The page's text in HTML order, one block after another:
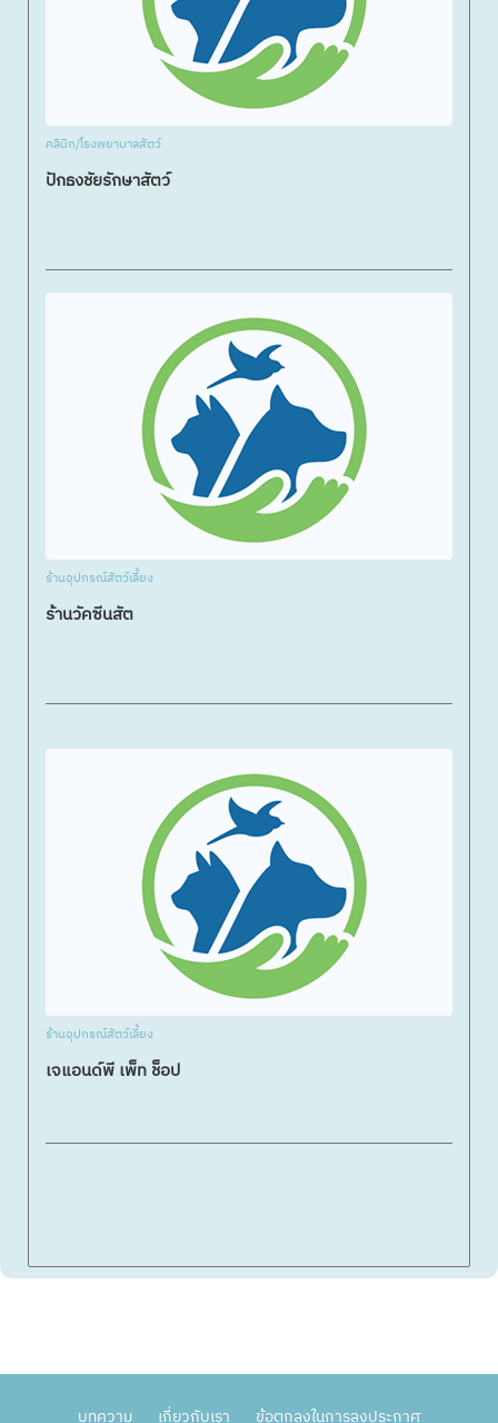
คลินิก/โรงพยาบาลสัตว์
ปักธงชัยรักษาสัตว์
ร้านอุปกรณ์สัตว์เลี้ยง
ร้านวัคซีนสัต
ร้านอุปกรณ์สัตว์เลี้ยง
เจแอนด์พี เพ็ท ช็อป
บทความ เกี่ยวกับเรา ข้อตกลงในการลงประกาศ